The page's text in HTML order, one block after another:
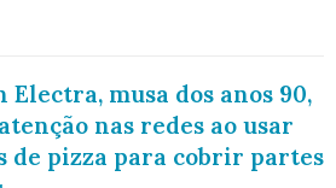
Electra, musa dos anos 90,
nas redes ao usar
de pizza para cobrir partes